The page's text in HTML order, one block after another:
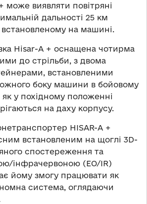
може виявляти повітряні
дальності 25 км
встановленому на машині.
Hisar-A + оснащена чотирма
до стрільби, з двома
встановленими
боку машини в бойовому
як у похідному положенні
на даху корпусу.
HISAR-A +
встановленим на щоглі 3D-
спостереження та
інфрачервоною (EO/IR)
йому змогу працювати як
система, оглядаючи